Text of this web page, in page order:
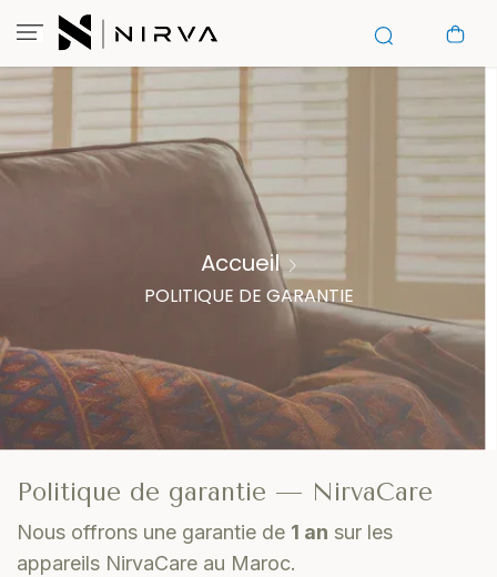
Accueil
POLITIQUE DE GARANTIE
Politique de garantie — NirvaCare
Nous offrons une garantie de 1 an sur les
appareils NirvaCare au Maroc.